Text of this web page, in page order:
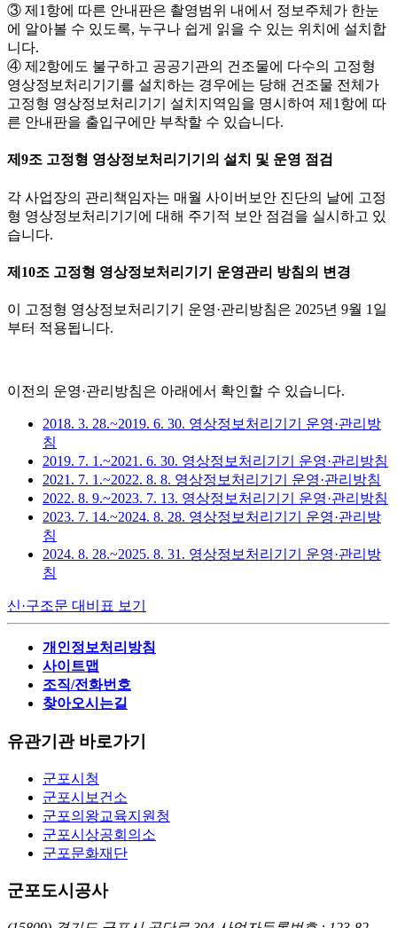
③ 제1항에 따른 안내판은 촬영범위 내에서 정보주체가 한눈
에 알아볼 수 있도록, 누구나 쉽게 읽을 수 있는 위치에 설치합
니다.
④ 제2항에도 불구하고 공공기관의 건조물에 다수의 고정형
영상정보처리기기를 설치하는 경우에는 당해 건조물 전체가
고정형 영상정보처리기기 설치지역임을 명시하여 제1항에 따
른 안내판을 출입구에만 부착할 수 있습니다.
제9조 고정형 영상정보처리기기의 설치 및 운영 점검
각 사업장의 관리책임자는 매월 사이버보안 진단의 날에 고정
형 영상정보처리기기에 대해 주기적 보안 점검을 실시하고 있
습니다.
제10조 고정형 영상정보처리기기 운영관리 방침의 변경
이 고정형 영상정보처리기기 운영·관리방침은 2025년 9월 1일
부터 적용됩니다.
이전의 운영·관리방침은 아래에서 확인할 수 있습니다.
2018. 3. 28.~2019. 6. 30. 영상정보처리기기 운영·관리방
침
2019. 7. 1.~2021. 6. 30. 영상정보처리기기 운영·관리방침
2021. 7. 1.~2022. 8. 8. 영상정보처리기기 운영·관리방침
2022. 8. 9.~2023. 7. 13. 영상정보처리기기 운영·관리방침
2023. 7. 14.~2024. 8. 28. 영상정보처리기기 운영·관리방
침
2024. 8. 28.~2025. 8. 31. 영상정보처리기기 운영·관리방
침
신·구조문 대비표 보기
개인정보처리방침
사이트맵
조직/전화번호
찾아오시는길
유관기관 바로가기
군포시청
군포시보건소
군포의왕교육지원청
군포시상공회의소
군포문화재단
군포도시공사